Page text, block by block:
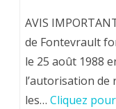
Chiren
Maître
imagier
AVIS
de Fontevrault
le 25 août 1988
l’autorisation de
les… Cliquez